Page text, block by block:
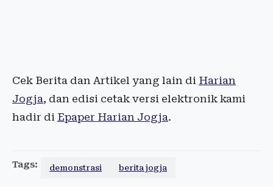
Cek Berita dan Artikel yang lain di Harian
Jogja, dan edisi cetak versi elektronik kami
hadir di Epaper Harian Jogja.
Tags: demonstrasi berita jogja